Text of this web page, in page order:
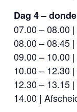
Dag 4 –
07.00 – 08.00
08.00 – 08.45
09.00 – 10.00
10.00 – 12.30
12.30 – 13.15
14.00 |